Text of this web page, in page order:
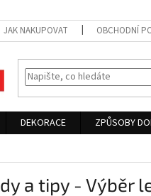
JAK NAKUPOVAT OBCHODNÍ
DEKORACE ZPŮSOBY
a tipy - Výběr